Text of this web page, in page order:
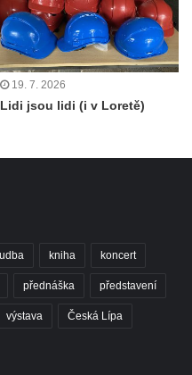
19. 7. 2026
Lidi jsou lidi (i v Loretě)
kniha koncert
přednáška představení
výstava Česká Lípa